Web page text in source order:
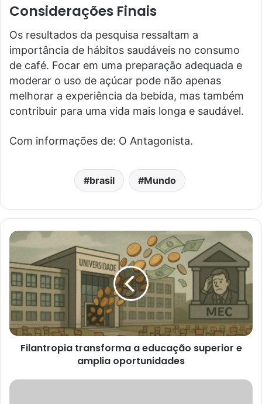
Considerações Finais
Os resultados da pesquisa ressaltam a
importância de hábitos saudáveis no consumo
de café. Focar em uma preparação adequada e
moderar o uso de açúcar pode não apenas
melhorar a experiência da bebida, mas também
contribuir para uma vida mais longa e saudável.
Com informações de: O Antagonista.
brasil Mundo
Filantropia transforma a educação superior e
amplia oportunidades